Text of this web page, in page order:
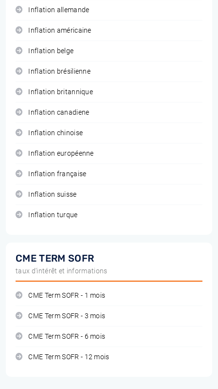
Inflation allemande
Inflation américaine
Inflation belge
Inflation brésilienne
Inflation britannique
Inflation canadiene
Inflation chinoise
Inflation européenne
Inflation française
Inflation suisse
Inflation turque
CME TERM SOFR
taux d'intérêt et informations
CME Term SOFR - 1 mois
CME Term SOFR - 3 mois
CME Term SOFR - 6 mois
CME Term SOFR - 12 mois